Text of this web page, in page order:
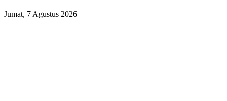
Jumat, 7 Agustus 2026